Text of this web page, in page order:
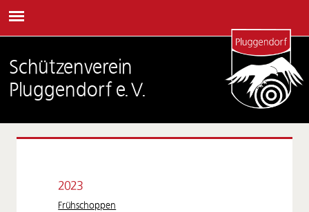
Schützenverein
Pluggendorf e.V.
2023
Frühschoppen